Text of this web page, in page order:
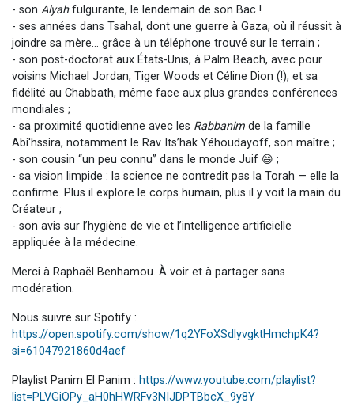
- son Alyahfulgurante, le lendemain de son Bac !
- ses années dans Tsahal, dont une guerre à Gaza, où il réussit à
joindre sa mère… grâce à un téléphone trouvé sur le terrain ;
- son post-doctorat aux États-Unis, à Palm Beach, avec pour
voisins Michael Jordan, Tiger Woods et Céline Dion (!), et sa
fidélité au Chabbath, même face aux plus grandes conférences
mondiales ;
- sa proximité quotidienne avec les Rabbanim de la famille
Abi'hssira, notamment le Rav Its’hak Yéhoudayoff, son maître ;
- son cousin “un peu connu” dans le monde Juif 😄 ;
- sa vision limpide : la science ne contredit pas la Torah — elle la
confirme. Plus il explore le corps humain, plus il y voit la main du
Créateur ;
- son avis sur l’hygiène de vie et l’intelligence artificielle
appliquée à la médecine.
Merci à Raphaël Benhamou. À voir et à partager sans
modération.
Nous suivre sur Spotify :
https://open.spotify.com/show/1q2YFoXSdlyvgktHmchpK4?
si=61047921860d4aef
Playlist Panim El Panim : https://www.youtube.com/playlist?
list=PLVGiOPy_aH0hHWRFv3NIJDPTBbcX_9y8Y